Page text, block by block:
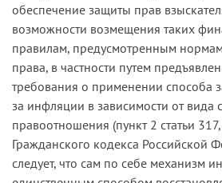
обеспечение защиты прав
возможности возмещения таких
правилам, предусмотренным
права, в частности путем
требования о применении способа
за инфляции в зависимости от вида
правоотношения (пункт 2 статьи
Гражданского кодекса Российской
следует, что сам по себе механизм